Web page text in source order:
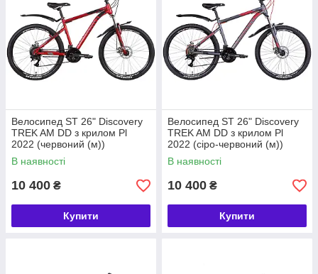
Велосипед ST 26" Discovery
TREK AM DD з крилом Pl
2022 (червоний (м))
В наявності
10 400 ₴
Купити
Велосипед ST 26" Discovery
TREK AM DD з крилом Pl
2022 (сіро-червоний (м))
В наявності
10 400 ₴
Купити